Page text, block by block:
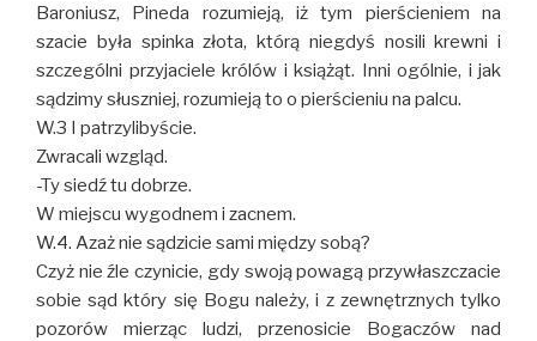
Baroniusz, Pineda rozumieją, iż tym pierścieniem na
szacie była spinka złota, którą niegdyś nosili krewni i
szczególni przyjaciele królów i książąt. Inni ogólnie, i jak
sądzimy słuszniej, rozumieją to o pierścieniu na palcu.
W.3 I patrzylibyście.
Zwracali wzgląd.
-Ty siedź tu dobrze.
W miejscu wygodnem i zacnem.
W.4. Azaż nie sądzicie sami między sobą?
Czyż nie źle czynicie, gdy swoją powagą przywłaszczacie
sobie sąd który się Bogu należy, i z zewnętrznych tylko
pozorów mierząc ludzi, przenosicie Bogaczów nad